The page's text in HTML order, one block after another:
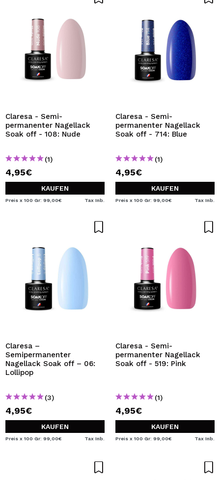
Claresa - Semi-
permanenter Nagellack
Soak off - 108: Nude
(1)
4,95€
KAUFEN
Preis x 100 Gr: 99,00€ Tax Inb.
Claresa - Semi-
permanenter Nagellack
Soak off - 714: Blue
(1)
4,95€
KAUFEN
Preis x 100 Gr: 99,00€ Tax Inb.
Claresa –
Semipermanenter
Nagellack Soak off – 06:
Lollipop
(3)
4,95€
KAUFEN
Preis x 100 Gr: 99,00€ Tax Inb.
Claresa - Semi-
permanenter Nagellack
Soak off - 519: Pink
(1)
4,95€
KAUFEN
Preis x 100 Gr: 99,00€ Tax Inb.